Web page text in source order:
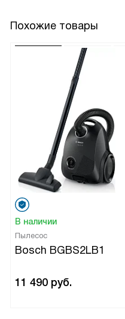
Похожие товары
В наличии
Пылесос
Bosch BGBS2LB1
11 490 руб.